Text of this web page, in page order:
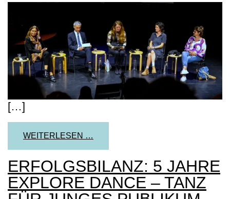
[…]
WEITERLESEN …
ERFOLGSBILANZ: 5 JAHRE
EXPLORE DANCE – TANZ